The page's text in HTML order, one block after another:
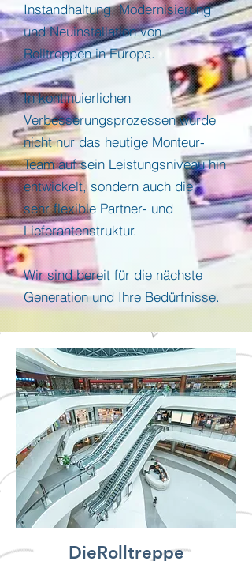
DieRolltreppe
Instandhaltung, Modernisierung
und Neuinstallation von
Rolltreppen in Europa.
In kontinuierlichen
Verbesserungsprozessen wurde
nicht nur das heutige Monteur-
Team auf sein Leistungsniveau hin
entwickelt, sondern auch die
sehr flexible Partner- und
Lieferantenstruktur.
Wir sind bereit für die nächste
Generation und Ihre Bedürfnisse.